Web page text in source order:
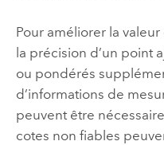
Pour améliorer la
la précision d’un point
ou pondérés
d’informations de
peuvent être
cotes non fiables